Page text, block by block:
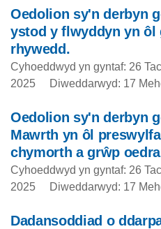
Oedolion sy'n derbyn
ystod y flwyddyn yn ôl
rhywedd.
Cyhoeddwyd yn gyntaf: 26
2025
Diweddarwyd: 17
Oedolion sy'n derbyn
Mawrth yn ôl
chymorth a grŵp
Cyhoeddwyd yn gyntaf: 26
2025
Diweddarwyd: 17
Dadansoddiad o